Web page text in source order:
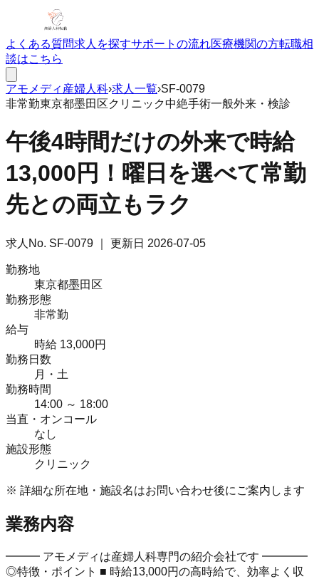
よくある質問求人を探すサポートの流れ医療機関の方転職相
談はこちら
アモメディ 産婦人科›求人一覧›SF-0079
非常勤東京都墨田区クリニック中絶手術一般外来・検診
午後4時間だけの外来で時給
13,000円！曜日を選べて常勤
先との両立もラク
求人No. SF-0079 ｜ 更新日 2026-07-05
勤務地
東京都墨田区
勤務形態
非常勤
給与
時給 13,000円
勤務日数
月・土
勤務時間
14:00 ～ 18:00
当直・オンコール
なし
施設形態
クリニック
※ 詳細な所在地・施設名はお問い合わせ後にご案内します
業務内容
━━━ アモメディは産婦人科専門の紹介会社です ━━━━
◎特徴・ポイント ■ 時給13,000円の高時給で、効率よく収